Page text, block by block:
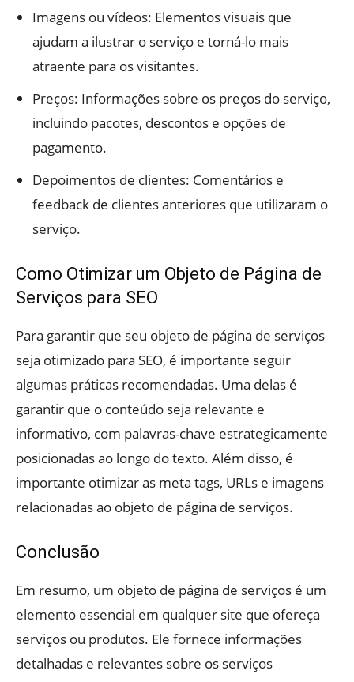
Imagens ou vídeos: Elementos visuais que
ajudam a ilustrar o serviço e torná-lo mais
atraente para os visitantes.
Preços: Informações sobre os preços do serviço,
incluindo pacotes, descontos e opções de
pagamento.
Depoimentos de clientes: Comentários e
feedback de clientes anteriores que utilizaram o
serviço.
Como Otimizar um Objeto de Página de
Serviços para SEO
Para garantir que seu objeto de página de serviços
seja otimizado para SEO, é importante seguir
algumas práticas recomendadas. Uma delas é
garantir que o conteúdo seja relevante e
informativo, com palavras-chave estrategicamente
posicionadas ao longo do texto. Além disso, é
importante otimizar as meta tags, URLs e imagens
relacionadas ao objeto de página de serviços.
Conclusão
Em resumo, um objeto de página de serviços é um
elemento essencial em qualquer site que ofereça
serviços ou produtos. Ele fornece informações
detalhadas e relevantes sobre os serviços